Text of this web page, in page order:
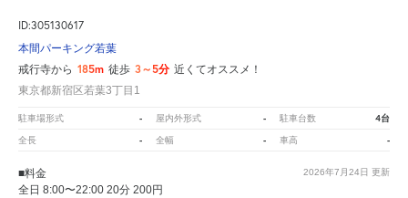
ID:305130617
本間パーキング若葉
戒行寺から 185m 徒歩 3～5分 近くてオススメ！
東京都新宿区若葉3丁目1
駐車場形式 - 屋内外形式 - 駐車台数 4台
全長 - 全幅 - 車高 -
2026年7月24日 更新
■料金
全日 8:00〜22:00 20分 200円